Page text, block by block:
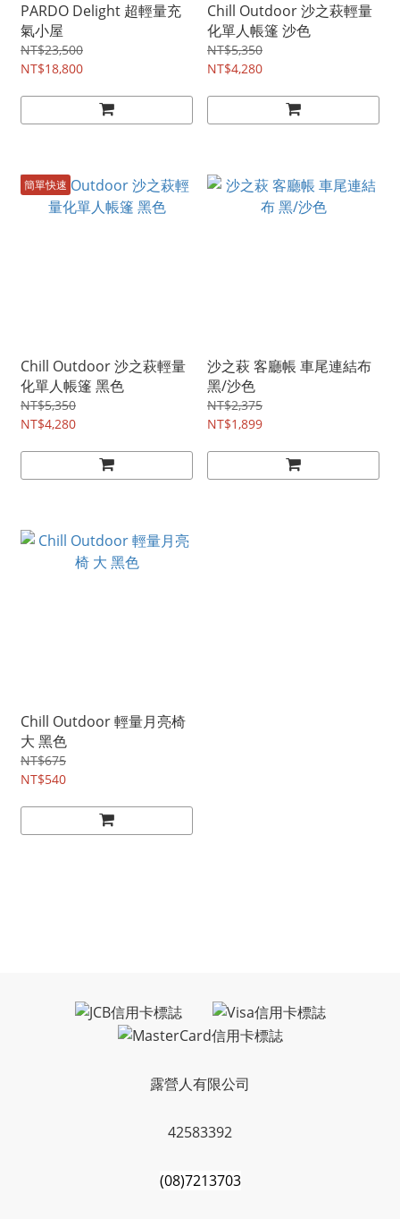
PARDO Delight 超輕量充
氣小屋
NT$23,500
NT$18,800
Chill Outdoor 沙之萩輕量
化單人帳篷 沙色
NT$5,350
NT$4,280
簡單快速
Chill Outdoor 沙之萩輕量
化單人帳篷 黑色
NT$5,350
NT$4,280
沙之萩 客廳帳 車尾連結布
黑/沙色
NT$2,375
NT$1,899
Chill Outdoor 輕量月亮椅
大 黑色
NT$675
NT$540
露營人有限公司
42583392
(08)7213703